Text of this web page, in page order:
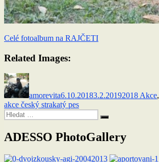
Celé fotoalbum na RAJČETI
Related Images:
Autor:
amorevita6.10.20183.2.20192018 Akce,
akce český strakatý pes
Hledat:
Hledání
ADESSO PhotoGallery